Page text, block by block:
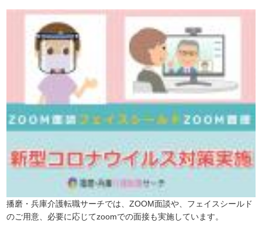
播磨・兵庫介護転職サーチでは、ZOOM面談や、フェイスシールド
のご用意、必要に応じてzoomでの面接も実施しています。